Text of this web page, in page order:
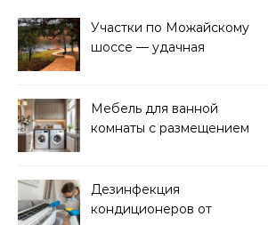
Участки по Можайскому
шоссе — удачная
Мебель для ванной
комнаты с размещением
Дезинфекция
кондиционеров от